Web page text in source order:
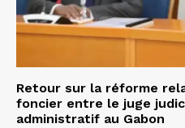
Retour sur la réforme
foncier entre le juge
administratif au Gabon